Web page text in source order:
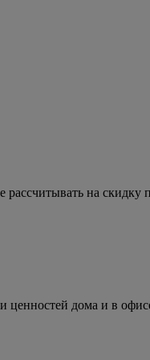
на
ценностей дома и в